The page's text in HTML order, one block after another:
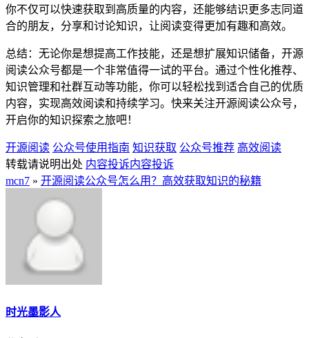
你不仅可以快速获取到高质量的内容，还能够结识更多志同道
合的朋友，分享和讨论知识，让阅读变得更加有趣和高效。
总结：无论你是想提高工作技能，还是想扩展知识储备，开源
阅读公众号都是一个非常值得一试的平台。通过个性化推荐、
知识管理和社群互动等功能，你可以轻松找到适合自己的优质
内容，实现高效阅读和持续学习。快来关注开源阅读公众号，
开启你的知识探索之旅吧！
开源阅读 公众号使用指南 知识获取 公众号推荐 高效阅读
转载请说明出处 内容投诉内容投诉
mcn7 » 开源阅读公众号怎么用？高效获取知识的秘籍
时光墨影人